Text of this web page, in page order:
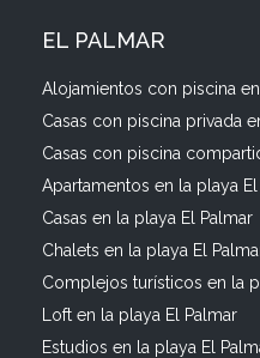
EL PALMAR
Alojamientos con piscina
Casas con piscina privada
Casas con piscina
Apartamentos en la playa
Casas en la playa El Palmar
Chalets en la playa El
Complejos turísticos en la
Loft en la playa El Palmar
Estudios en la playa El